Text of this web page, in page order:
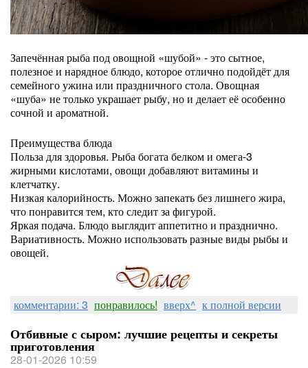
Запечённая рыба под овощной «шубой» - это сытное,
полезное и нарядное блюдо, которое отлично подойдёт для
семейного ужина или праздничного стола. Овощная
«шуба» не только украшает рыбу, но и делает её особенно
сочной и ароматной.
Преимущества блюда
Польза для здоровья. Рыба богата белком и омега-3
жирными кислотами, овощи добавляют витамины и
клетчатку.
Низкая калорийность. Можно запекать без лишнего жира,
что понравится тем, кто следит за фигурой.
Яркая подача. Блюдо выглядит аппетитно и празднично.
Вариативность. Можно использовать разные виды рыбы и
овощей.
комментарии: 3 понравилось! вверх^ к полной версии
Отбивные с сыром: лучшие рецепты и секреты
приготовления
28-01-2026 10:59